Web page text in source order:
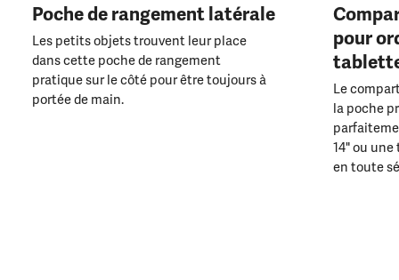
Poche de rangement latérale
Les petits objets trouvent leur place
dans cette poche de rangement
pratique sur le côté pour être toujours à
portée de main.
pour
Le
la poche
14" ou
en toute